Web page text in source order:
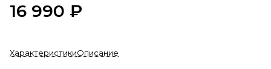
16 990 ₽
ХарактеристикиОписание